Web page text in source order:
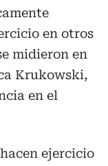
en otros
midieron en
Krukowski,
en el
ejercicio